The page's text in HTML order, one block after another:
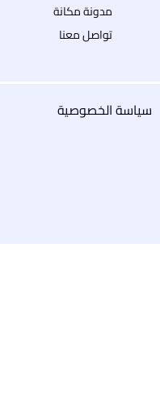
مدونة مكانة
تواصل معنا
سياسة الخصوصية